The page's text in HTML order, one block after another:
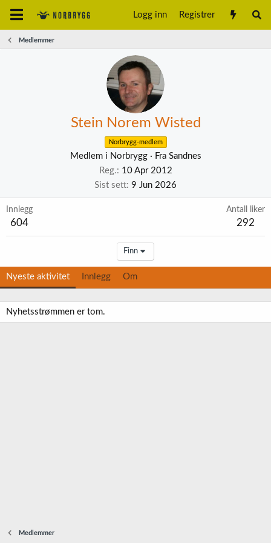
Logg inn Registrer
Medlemmer
Stein Norem Wisted
Norbrygg-medlem
Medlem i Norbrygg · Fra Sandnes
Reg.
10 Apr 2012
Sist sett 9 Jun 2026
Innlegg
604
Antall liker
292
Finn
Nyeste aktivitet Innlegg Om
Nyhetsstrømmen er tom.
Medlemmer